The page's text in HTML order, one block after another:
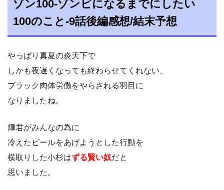
ゾン100-ゾンビになるまでにしたい
100のこと-9話後編感想/結末予想
やっぱり真夏の炎天下で
しかも夜遅くなっても終わらせてくれない、
ブラック肉体労働をやらされる羽目に
なりましたね。
輝君がみんなの為に
冷えたビールをあげようとした行動を
横取りした小杉はずる賢い奴だと
思いました。